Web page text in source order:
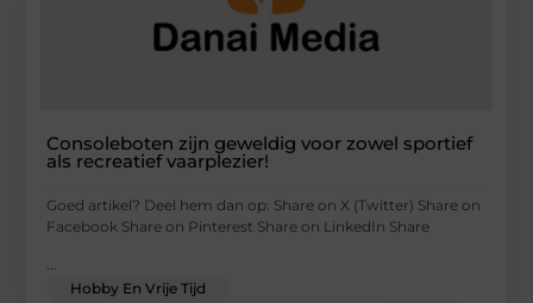
Consoleboten zijn geweldig voor zowel sportief
als recreatief vaarplezier!
Goed artikel? Deel hem dan op: Share on X (Twitter) Share on
Facebook Share on Pinterest Share on LinkedIn Share
...
Hobby En Vrije Tijd